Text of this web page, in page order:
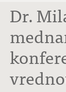
Dr.